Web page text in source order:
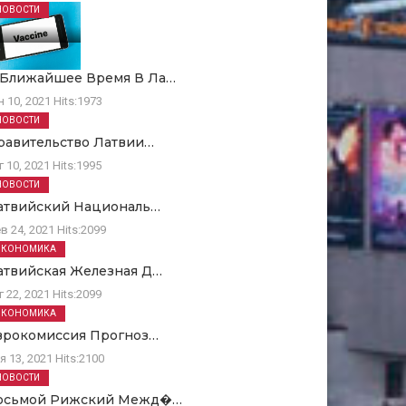
Время В Ла…
10, 2021 Hits:1973
Латвии…
10, 2021 Hits:1995
Националь…
24, 2021 Hits:2099
Железная Д…
22, 2021 Hits:2099
Прогноз…
13, 2021 Hits:2100
Рижский Межд�…